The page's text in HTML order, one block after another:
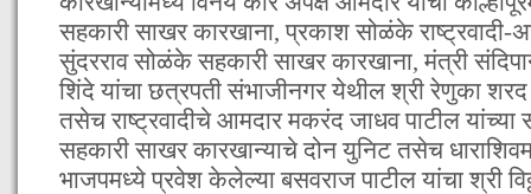
सहकारी साखर कारखाना, प्रकाश सोळंके राष्ट्रवादी-
सुंदरराव सोळंके सहकारी साखर कारखाना, मंत्री
शिंदे यांचा छत्रपती संभाजीनगर येथील श्री रेणुका
तसेच राष्ट्रवादीचे आमदार मकरंद जाधव पाटील यांच्या
सहकारी साखर कारखान्याचे दोन युनिट तसेच
भाजपमध्ये प्रवेश केलेल्या बसवराज पाटील यांचा श्री